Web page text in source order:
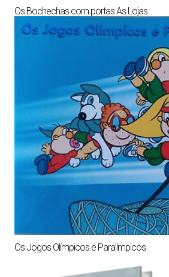
Os Bochechas com portas As Lojas
Os Jogos Olímpicos e Paralímpicos